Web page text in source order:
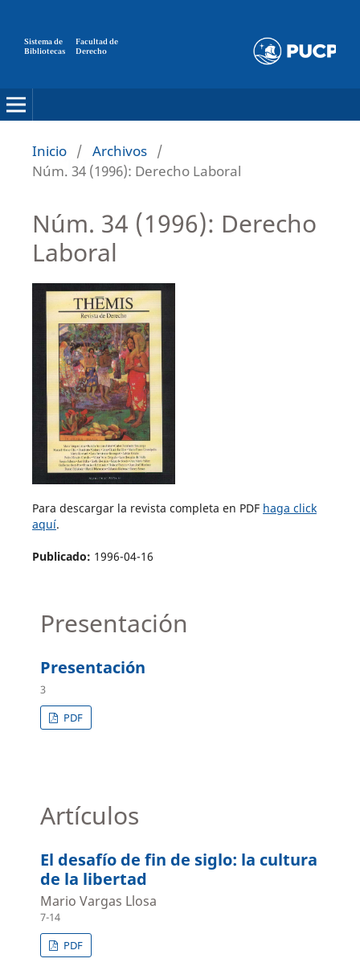
Sistema de
Bibliotecas
Facultad de
Derecho
Inicio / Archivos /
Núm. 34 (1996): Derecho Laboral
Núm. 34 (1996): Derecho
Laboral
Para descargar la revista completa en PDF haga click
aquí.
Publicado: 1996-04-16
Presentación
Presentación
3
PDF
Artículos
El desafío de fin de siglo: la cultura
de la libertad
Mario Vargas Llosa
7-14
PDF